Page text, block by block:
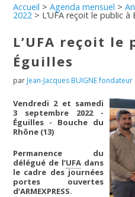
Accueil >Agenda mensuel >
2022 > L’UFA reçoit le public à
L’UFA reçoit le
Éguilles
par Jean-Jacques BUIGNE fondateur
Vendredi 2 et samedi
3 septembre 2022 -
Éguilles - Bouche du
Rhône (13)
Permanence du
délégué de l’UFAdans
le cadre des journées
portes ouvertes
d’ARMEXPRESS.